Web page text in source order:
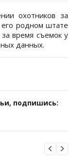
охотников за
родном штате
время съемок у
данных.
подпишись: